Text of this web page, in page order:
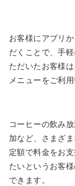
お客様にアプリ
だくことで、手
ただいたお客様
メニューをご利用
コーヒーの飲み
加など、さまざ
定額で料金をお
たいというお客
できます。